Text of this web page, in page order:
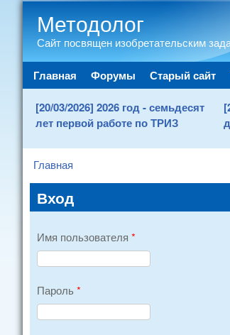
Методолог
Сайт посвящен изобретательским
Main menu
Главная Форумы Старый сайт
[20/03/2026] 2026 год - семьдесят
лет первой работе по ТРИЗ
You are here
Главная
Вход
Имя пользователя *
Пароль *